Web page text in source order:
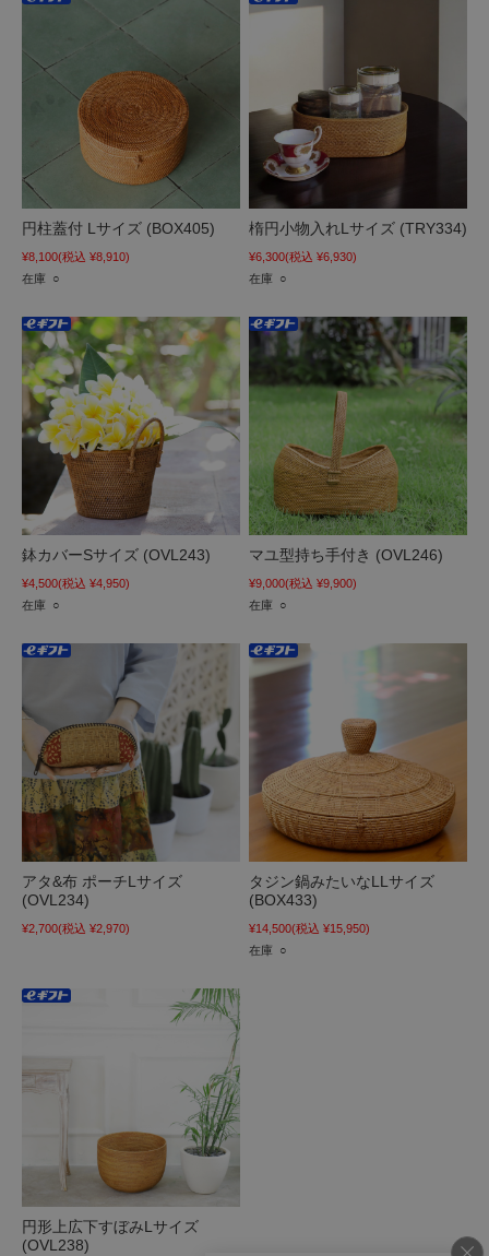
円柱蓋付 Lサイズ (BOX405)
¥8,100(税込 ¥8,910)
在庫 ○
楕円小物入れLサイズ (TRY334)
¥6,300(税込 ¥6,930)
在庫 ○
鉢カバーSサイズ (OVL243)
¥4,500(税込 ¥4,950)
在庫 ○
マユ型持ち手付き (OVL246)
¥9,000(税込 ¥9,900)
在庫 ○
アタ&布 ポーチLサイズ
(OVL234)
¥2,700(税込 ¥2,970)
タジン鍋みたいなLLサイズ
(BOX433)
¥14,500(税込 ¥15,950)
在庫 ○
円形上広下すぼみLサイズ
(OVL238)